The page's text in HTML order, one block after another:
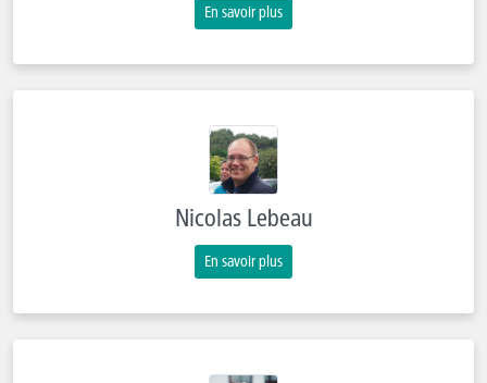
En savoir plus
Nicolas Lebeau
En savoir plus